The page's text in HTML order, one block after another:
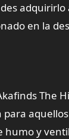
adquirirlo
en la
The
para
humo y